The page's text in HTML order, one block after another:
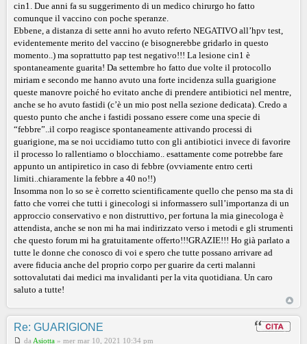
cin1. Due anni fa su suggerimento di un medico chirurgo ho fatto
comunque il vaccino con poche speranze.
Ebbene, a distanza di sette anni ho avuto referto NEGATIVO all’hpv test,
evidentemente merito del vaccino (e bisognerebbe gridarlo in questo
momento..) ma soprattutto pap test negativo!!! La lesione cin1 è
spontaneamente guarita! Da settembre ho fatto due volte il protocollo
miriam e secondo me hanno avuto una forte incidenza sulla guarigione
queste manovre poiché ho evitato anche di prendere antibiotici nel mentre,
anche se ho avuto fastidi (c’è un mio post nella sezione dedicata). Credo a
questo punto che anche i fastidi possano essere come una specie di
“febbre”..il corpo reagisce spontaneamente attivando processi di
guarigione, ma se noi uccidiamo tutto con gli antibiotici invece di favorire
il processo lo rallentiamo o blocchiamo.. esattamente come potrebbe fare
appunto un antipiretico in caso di febbre (ovviamente entro certi
limiti..chiaramente la febbre a 40 no!!)
Insomma non lo so se è corretto scientificamente quello che penso ma sta di
fatto che vorrei che tutti i ginecologi si informassero sull’importanza di un
approccio conservativo e non distruttivo, per fortuna la mia ginecologa è
attendista, anche se non mi ha mai indirizzato verso i metodi e gli strumenti
che questo forum mi ha gratuitamente offerto!!!GRAZIE!!! Ho già parlato a
tutte le donne che conosco di voi e spero che tutte possano arrivare ad
avere fiducia anche del proprio corpo per guarire da certi malanni
sottovalutati dai medici ma invalidanti per la vita quotidiana. Un caro
saluto a tutte!
Re: GUARIGIONE
da Asiotta » mer mar 10, 2021 10:34 pm